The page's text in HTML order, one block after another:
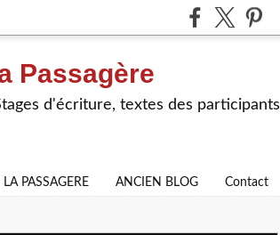
Passagère
d'écriture, textes des participants
PASSAGERE ANCIEN BLOG Contact